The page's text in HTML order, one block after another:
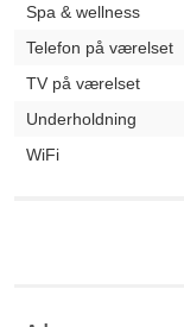
Spa & wellness
Telefon på værelset
TV på værelset
Underholdning
WiFi